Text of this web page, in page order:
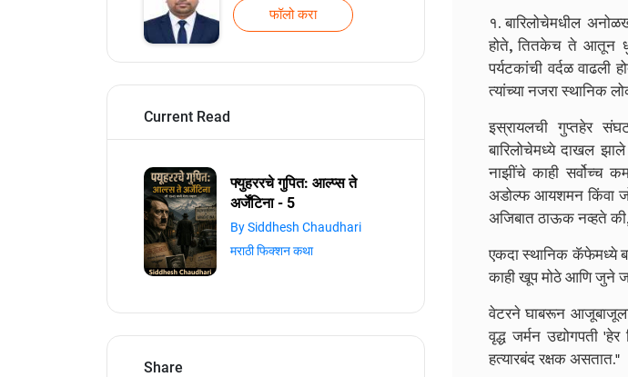
फॉलो करा
Current Read
फ्युहररचे गुपित: आल्प्स ते
अर्जेंटिना - 5
By Siddhesh Chaudhari
मराठी फिक्शन कथा
Share
१. बारिलोचेमधील
होते, तितकेच ते आतून
पर्यटकांची वर्दळ वाढली
त्यांच्या नजरा स्थानिक
इस्रायलची गुप्तहेर
बारिलोचेमध्ये दाखल झाले
नाझींचे काही सर्वोच्च
अडोल्फ आयशमन किंवा
अजिबात ठाऊक नव्हते
एकदा स्थानिक कॅफेमध्ये
काही खूप मोठे आणि जुने
वेटरने घाबरून आजूबाजूला
वृद्ध जर्मन उद्योगपती
हत्यारबंद रक्षक असतात."